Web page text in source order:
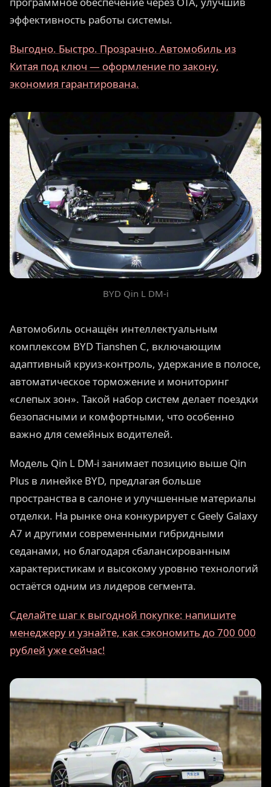
эффективность работы системы.
Выгодно. Быстро. Прозрачно. Автомобиль из
Китая под ключ — оформление по закону,
экономия гарантирована.
BYD Qin L DM-i
Автомобиль оснащён интеллектуальным
комплексом BYD Tianshen C, включающим
адаптивный круиз-контроль, удержание в полосе,
автоматическое торможение и мониторинг
«слепых зон». Такой набор систем делает поездки
безопасными и комфортными, что особенно
важно для семейных водителей.
Модель Qin L DM-i занимает позицию выше Qin
Plus в линейке BYD, предлагая больше
пространства в салоне и улучшенные материалы
отделки. На рынке она конкурирует с Geely Galaxy
A7 и другими современными гибридными
седанами, но благодаря сбалансированным
характеристикам и высокому уровню технологий
остаётся одним из лидеров сегмента.
Сделайте шаг к выгодной покупке: напишите
менеджеру и узнайте, как сэкономить до 700 000
рублей уже сейчас!